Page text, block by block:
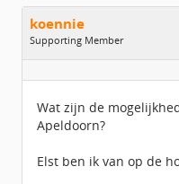
koennie
Supporting Member
Geslacht:
Leeftijd:
41
Geregistreerd:12 / 2019
Wat zijn de
Apeldoorn?
Elst ben ik van op de